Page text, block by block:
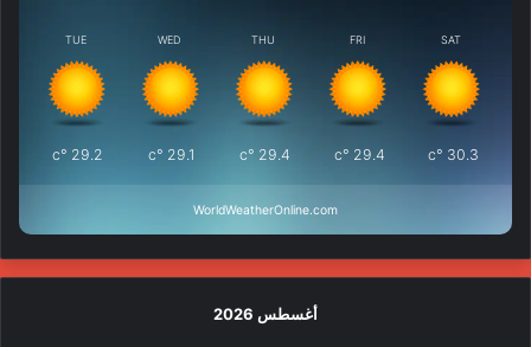
TUE
29.2
°c
WED
29.1
°c
THU
29.4
°c
FRI
29.4
°c
SAT
30.3
°c
WorldWeatherOnline.com
أغسطس 2026